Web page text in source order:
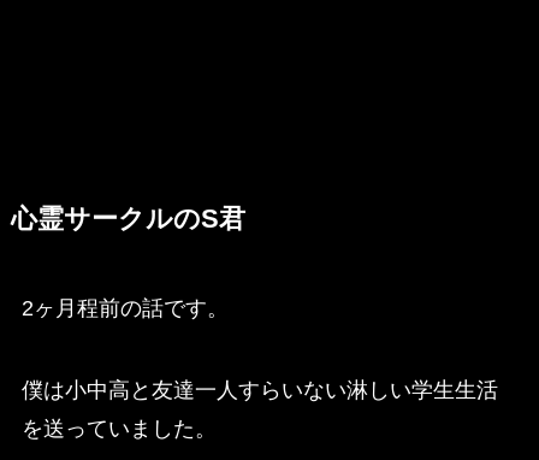
心霊サークルのS君
2ヶ月程前の話です。
僕は小中高と友達一人すらいない淋しい学生生活
を送っていました。